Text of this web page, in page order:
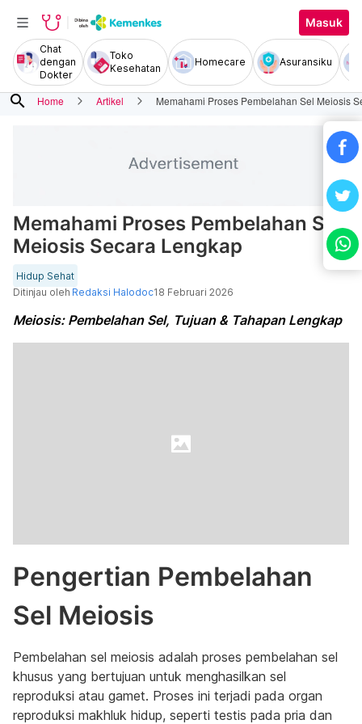
Masuk
Chat
dengan
Dokter
Toko
Kesehatan
Homecare Asuransiku
search Home Artikel Memahami Proses Pembelahan Sel Meiosis
Memahami Proses Pembelahan Sel
Meiosis Secara Lengkap
Hidup Sehat
Ditinjau oleh Redaksi Halodoc18 Februari 2026
Meiosis: Pembelahan Sel, Tujuan & Tahapan Lengkap
Pengertian Pembelahan
Sel Meiosis
Pembelahan sel meiosis adalah proses pembelahan sel
khusus yang bertujuan untuk menghasilkan sel
reproduksi atau gamet. Proses ini terjadi pada organ
reproduksi makhluk hidup, seperti testis pada pria dan